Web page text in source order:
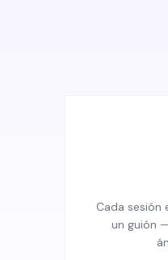
Cada sesión
un guión